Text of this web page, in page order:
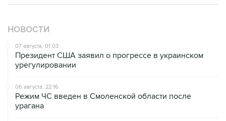
НОВОСТИ
07 августа, 01:03
Президент США заявил о прогрессе в украинском
урегулировании
06 августа, 22:16
Режим ЧС введен в Смоленской области после
урагана